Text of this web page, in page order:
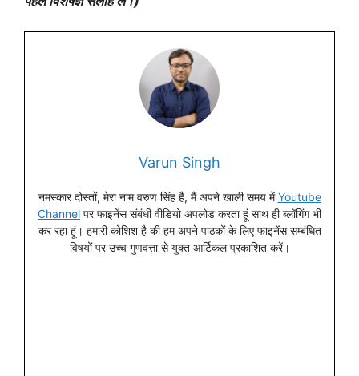
Varun Singh
नमस्कार दोस्तों, मेरा नाम वरुण सिंह है, मैं अपने खाली समय मेंYoutube
Channel पर फाइनेंस संबंधी वीडियो अपलोड करता हूं साथ ही ब्लॉगिंग भी
कर रहा हूं। हमारी कोशिश है की हम अपने पाठकों के लिए फाइनेंस सम्बंधित
विषयों पर उच्च गुणवत्ता से युक्त आर्टिकल प्रकाशित करें।